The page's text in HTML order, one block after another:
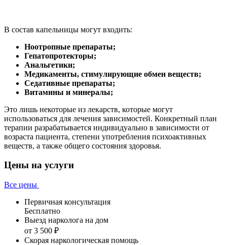
В состав капельницы могут входить:
Ноотропные препараты;
Гепатопротекторы;
Анальгетики;
Медикаменты, стимулирующие обмен веществ;
Седативные препараты;
Витамины и минералы;
Это лишь некоторые из лекарств, которые могут
использоваться для лечения зависимостей. Конкретный план
терапии разрабатывается индивидуально в зависимости от
возраста пациента, степени употребления психоактивных
веществ, а также общего состояния здоровья.
Цены на услуги
Все цены
Первичная консультация
Бесплатно
Выезд нарколога на дом
от 3 500 ₽
Скорая наркологическая помощь